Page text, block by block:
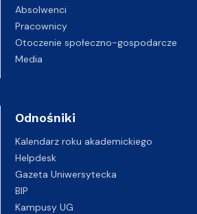
Absolwenci
Pracownicy
Otoczenie społeczno-gospodarcze
Media
Odnośniki
Kalendarz roku akademickiego
Helpdesk
Gazeta Uniwersytecka
BIP
Kampusy UG